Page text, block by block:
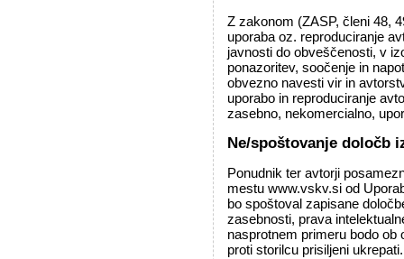
Z zakonom (ZASP, členi 48,
uporaba oz. reproduciranje
javnosti do obveščenosti, v
ponazoritev, soočenje in
obvezno navesti vir in
uporabo in reproduciranje
zasebno, nekomercialno,
Ne/spoštovanje določb
Ponudnik ter avtorji
mestu www.vskv.si od
bo spoštoval zapisane
zasebnosti, prava
nasprotnem primeru bodo
proti storilcu prisiljeni ukrepati.